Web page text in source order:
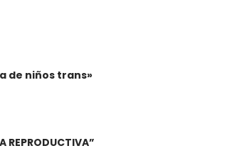
de niños trans»
REPRODUCTIVA”